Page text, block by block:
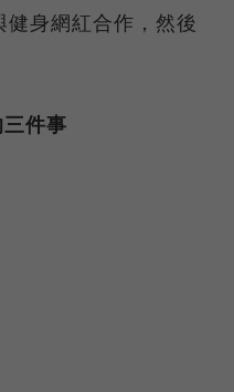
身網紅合作，然後
件事